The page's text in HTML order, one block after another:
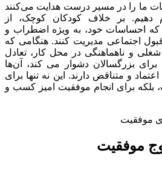
ما را در مسیر درست هدایت می‌کنند
دهیم. بر خلاف کودکان کوچک، از
که احساسات خود، به ویژه اضطراب و
اجتماعی مدیریت کنند. هنگامی که
و ناهماهنگی در محل کار، تعادل
بزرگسالان دشوار می کند، آن‌ها
و متناقض دارند. این نه تنها برای
برای انجام موفقیت امیز کسب و
موفقیت